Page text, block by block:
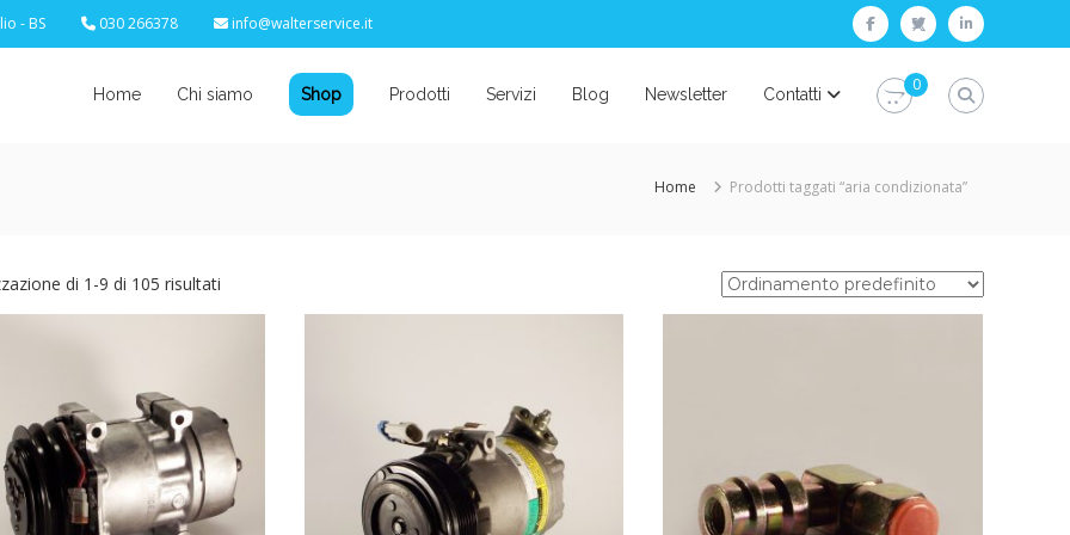
- BS 030 266378 info@walterservice.it facebooktwitterlinkedin
Home Chi siamo Shop Prodotti Servizi Blog Newsletter Contatti
0
Home Prodotti taggati “aria condizionata”
di 1-9 di 105 risultati